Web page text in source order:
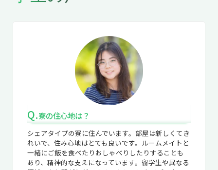
Q.寮の住心地は？
シェアタイプの寮に住んでいます。部屋は新しくてき
れいで、住み心地はとても良いです。ルームメイトと
一緒にご飯を食べたりおしゃべりしたりすることも
あり、精神的な支えになっています。留学生や異なる